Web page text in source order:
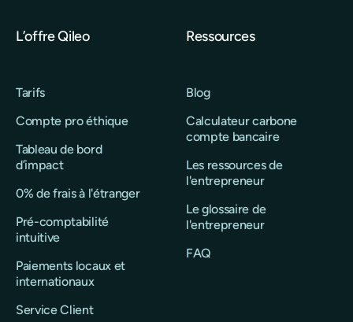
L’offre Qileo
Tarifs
Compte pro éthique
Tableau de bord
d’impact
0% de frais à l'étranger
Pré-comptabilité
intuitive
Paiements locaux et
internationaux
Service Client
Ressources
Blog
Calculateur carbone
compte bancaire
Les ressources de
l'entrepreneur
Le glossaire de
l'entrepreneur
FAQ